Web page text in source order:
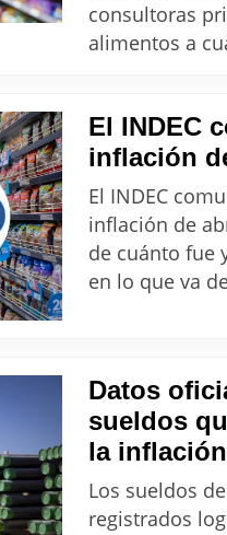
consultoras
alimentos a
El INDEC
inflación
El INDEC
inflación de
de cuánto fue
en lo que va
Datos
sueldos
la inflación
Los sueldos
registrados